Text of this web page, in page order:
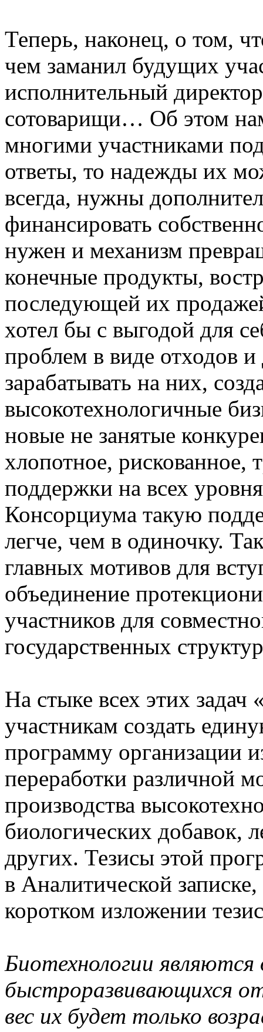
Теперь, наконец, о том,
чем заманил будущих
исполнительный
сотоварищи… Об этом
многими участниками
ответы, то надежды их
всегда, нужны
финансировать
нужен и механизм
конечные продукты,
последующей их
хотел бы с выгодой для
проблем в виде отходов
зарабатывать на них,
высокотехнологичные
новые не занятые
хлопотное, рискованное,
поддержки на всех
Консорциума такую
легче, чем в одиночку.
главных мотивов для
объединение
участников для
государственных
На стыке всех этих
участникам создать
программу организации
переработки различной
производства
биологических добавок,
других. Тезисы этой
в Аналитической
коротком изложении
Биотехнологии являются
быстроразвивающихся
вес их будет только